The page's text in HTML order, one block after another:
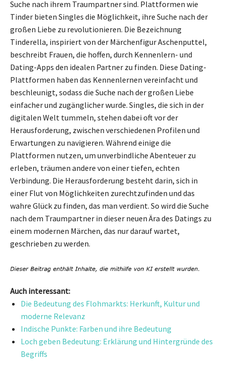
Suche nach ihrem Traumpartner sind. Plattformen wie
Tinder bieten Singles die Möglichkeit, ihre Suche nach der
großen Liebe zu revolutionieren. Die Bezeichnung
Tinderella, inspiriert von der Märchenfigur Aschenputtel,
beschreibt Frauen, die hoffen, durch Kennenlern- und
Dating-Apps den idealen Partner zu finden. Diese Dating-
Plattformen haben das Kennenlernen vereinfacht und
beschleunigt, sodass die Suche nach der großen Liebe
einfacher und zugänglicher wurde. Singles, die sich in der
digitalen Welt tummeln, stehen dabei oft vor der
Herausforderung, zwischen verschiedenen Profilen und
Erwartungen zu navigieren. Während einige die
Plattformen nutzen, um unverbindliche Abenteuer zu
erleben, träumen andere von einer tiefen, echten
Verbindung. Die Herausforderung besteht darin, sich in
einer Flut von Möglichkeiten zurechtzufinden und das
wahre Glück zu finden, das man verdient. So wird die Suche
nach dem Traumpartner in dieser neuen Ära des Datings zu
einem modernen Märchen, das nur darauf wartet,
geschrieben zu werden.
Auch interessant:
Die Bedeutung des Flohmarkts: Herkunft, Kultur und
moderne Relevanz
Indische Punkte: Farben und ihre Bedeutung
Loch geben Bedeutung: Erklärung und Hintergründe des
Begriffs